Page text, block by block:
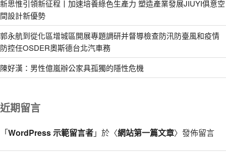
新思惟引領新征程丨加速培養綠色生產力 塑造產業發展JIUYI俱意空
間設計新優勢
郭永航到從化區增城區開展專題調研并督導檢查防汛防臺風和疫情
防控任OSDER奧斯德台北汽車務
陳好漢：男性億嵐辦公家具孤獨的隱性危機
近期留言
「WordPress 示範留言者」於〈網站第一篇文章〉發佈留言